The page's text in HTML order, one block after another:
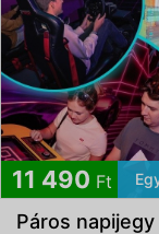
11 490 Ft
Páros